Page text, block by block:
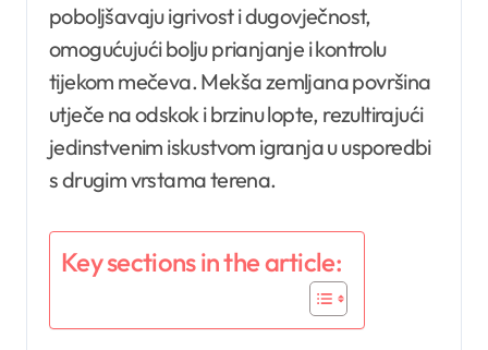
poboljšavaju igrivost i dugovječnost,
omogućujući bolju prianjanje i kontrolu
tijekom mečeva. Mekša zemljana površina
utječe na odskok i brzinu lopte, rezultirajući
jedinstvenim iskustvom igranja u usporedbi
s drugim vrstama terena.
Key sections in the article: